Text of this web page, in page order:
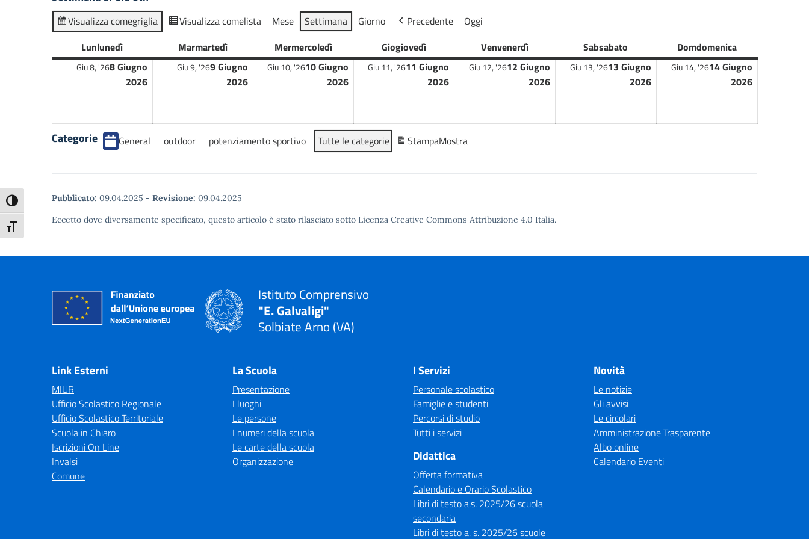
Attiva/disattiva alto contrasto
Attiva/disattiva dimensione testo
Visualizza comegriglia Visualizza comelista Mese Settimana Giorno Precedente
Oggi
Lunlunedì Marmartedì Mermercoledì Giogiovedì Venvenerdì Sabsabato Domdomenica
Giu 8, '268 Giugno
2026
Giu 9, '269 Giugno
2026
Giu 10, '2610 Giugno
2026
Giu 11, '2611 Giugno
2026
Giu 12, '2612 Giugno
2026
Giu 13, '2613 Giugno
2026
Giu 14, '2614 Giugno
2026
Categorie General outdoor potenziamento sportivo Tutte le categorie StampaMostra
Pubblicato: 09.04.2025 - Revisione: 09.04.2025
Eccetto dove diversamente specificato, questo articolo è stato rilasciato sotto Licenza Creative Commons Attribuzione 4.0 Italia.
Istituto Comprensivo
"E. Galvaligi"
Solbiate Arno (VA)
Link Esterni
MIUR
Ufficio Scolastico Regionale
Ufficio Scolastico Territoriale
Scuola in Chiaro
Iscrizioni On Line
Invalsi
Comune
La Scuola
Presentazione
I luoghi
Le persone
I numeri della scuola
Le carte della scuola
Organizzazione
I Servizi
Personale scolastico
Famiglie e studenti
Percorsi di studio
Tutti i servizi
Didattica
Offerta formativa
Calendario e Orario Scolastico
Libri di testo a.s. 2025/26 scuola
secondaria
Libri di testo a. s. 2025/26 scuole
Novità
Le notizie
Gli avvisi
Le circolari
Amministrazione Trasparente
Albo online
Calendario Eventi